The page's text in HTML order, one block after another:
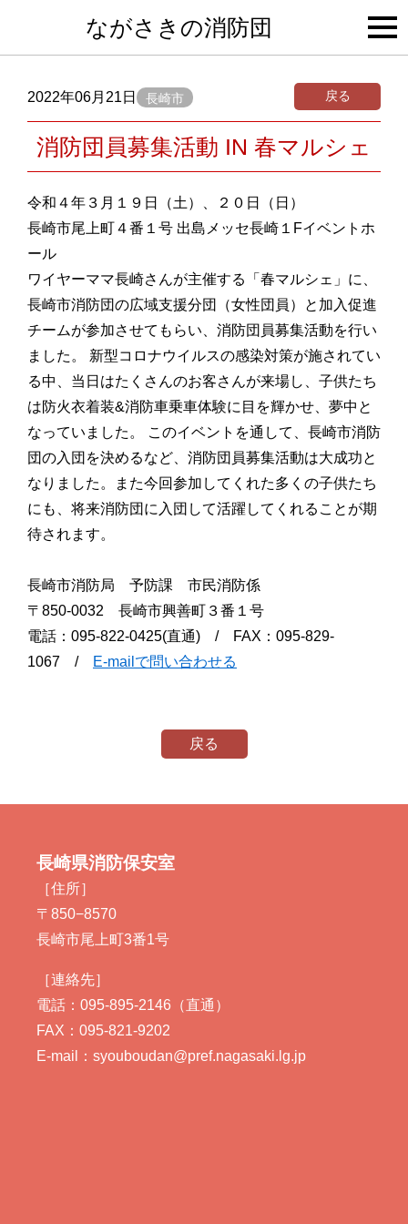
ながさきの消防団
2022年06月21日 長崎市 戻る
消防団員募集活動 IN 春マルシェ
令和４年３月１９日（土）、２０日（日）
長崎市尾上町４番１号 出島メッセ長崎１Fイベントホ
ール
ワイヤーママ長崎さんが主催する「春マルシェ」に、
長崎市消防団の広域支援分団（女性団員）と加入促進
チームが参加させてもらい、消防団員募集活動を行い
ました。 新型コロナウイルスの感染対策が施されてい
る中、当日はたくさんのお客さんが来場し、子供たち
は防火衣着装&消防車乗車体験に目を輝かせ、夢中と
なっていました。 このイベントを通して、長崎市消防
団の入団を決めるなど、消防団員募集活動は大成功と
なりました。また今回参加してくれた多くの子供たち
にも、将来消防団に入団して活躍してくれることが期
待されます。
長崎市消防局 予防課 市民消防係
〒850-0032 長崎市興善町３番１号
電話：095-822-0425(直通) / FAX：095-829-
1067 /
E-mailで問い合わせる
戻る
長崎県消防保安室
［住所］
〒850−8570
長崎市尾上町3番1号
［連絡先］
電話：095-895-2146（直通）
FAX：095-821-9202
E-mail：syouboudan@pref.nagasaki.lg.jp